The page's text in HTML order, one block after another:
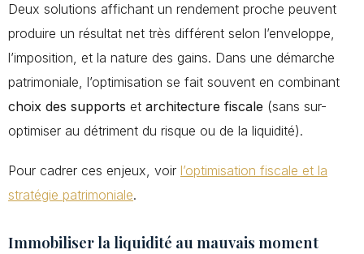
Deux solutions affichant un rendement proche peuvent
produire un résultat net très différent selon l’enveloppe,
l’imposition, et la nature des gains. Dans une démarche
patrimoniale, l’optimisation se fait souvent en combinant
choix des supports et architecture fiscale (sans sur-
optimiser au détriment du risque ou de la liquidité).
Pour cadrer ces enjeux, voir l’optimisation fiscale et la
stratégie patrimoniale.
Immobiliser la liquidité au mauvais moment